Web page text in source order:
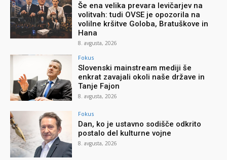
Še ena velika prevara levičarjev na
volitvah: tudi OVSE je opozorila na
volilne kršitve Goloba, Bratuškove in
Hana
8. avgusta, 2026
Fokus
Slovenski mainstream mediji še
enkrat zavajali okoli naše države in
Tanje Fajon
8. avgusta, 2026
Fokus
Dan, ko je ustavno sodišče odkrito
postalo del kulturne vojne
8. avgusta, 2026